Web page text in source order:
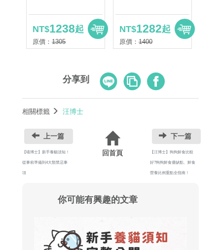
NT$1238起
原價： 1305
NT$1282起
原價： 1400
分享到 Line
Copy
Link
Facebook
相關標籤 汪博士
上一篇
【喵博士】新手養貓須知！
從事前準備到4大類禁忌事
項
回首頁
下一篇
【汪博士】狗狗鮮食比較
好?狗狗鮮食優缺點、鮮食
營養比例重點全指南！
你可能有興趣的文章